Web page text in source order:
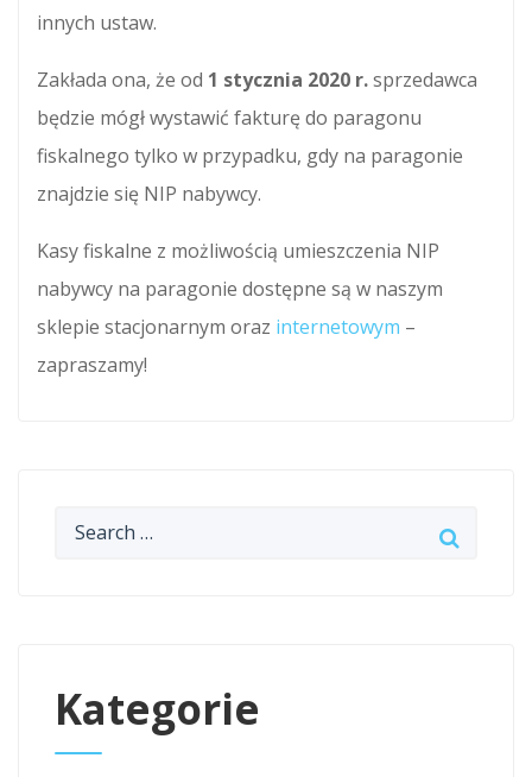
innych ustaw.
Zakłada ona, że od 1 stycznia 2020 r.sprzedawca
będzie mógł wystawić fakturę do paragonu
fiskalnego tylko w przypadku, gdy na paragonie
znajdzie się NIP nabywcy.
Kasy fiskalne z możliwością umieszczenia NIP
nabywcy na paragonie dostępne są w naszym
sklepie stacjonarnym oraz internetowym –
zapraszamy!
Kategorie